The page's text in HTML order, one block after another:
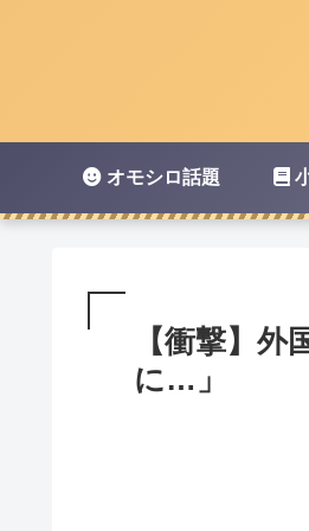
オモシロ話題
【衝撃】
に…」